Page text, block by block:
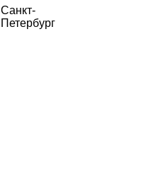
Санкт-
Петербург